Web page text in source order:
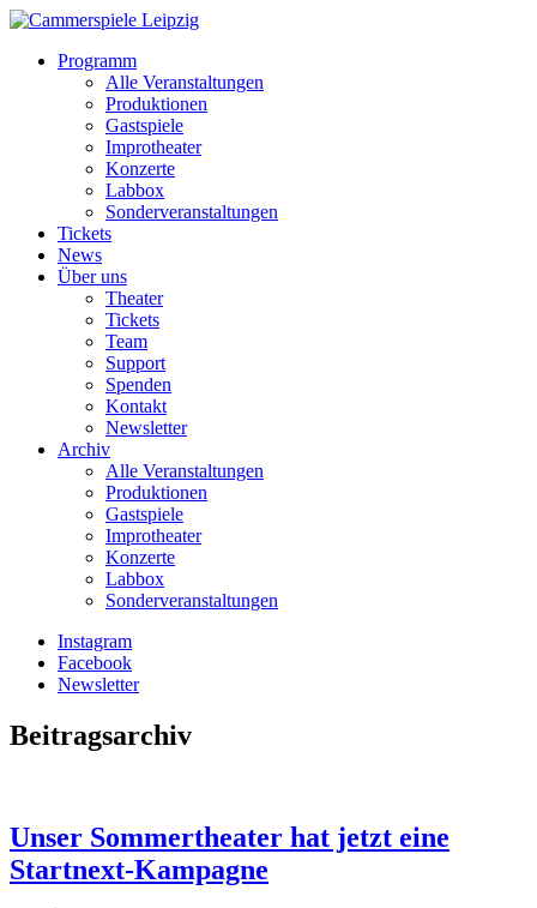
Programm
Alle Veranstaltungen
Produktionen
Gastspiele
Improtheater
Konzerte
Labbox
Sonderveranstaltungen
Tickets
News
Über uns
Theater
Tickets
Team
Support
Spenden
Kontakt
Newsletter
Archiv
Alle Veranstaltungen
Produktionen
Gastspiele
Improtheater
Konzerte
Labbox
Sonderveranstaltungen
Instagram
Facebook
Newsletter
Beitragsarchiv
Unser Sommertheater hat jetzt eine
Startnext-Kampagne